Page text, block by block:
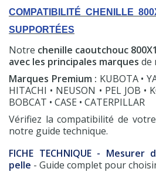
COMPATIBILITÉ CHENILLE
SUPPORTÉES
Notre chenille caoutchouc
avec les principales marques de
Marques Premium : KUBOTA •
HITACHI • NEUSON • PEL JOB •
BOBCAT • CASE • CATERPILLAR
Vérifiez la compatibilité de
notre guide technique.
FICHE TECHNIQUE -
pelle - Guide complet pour